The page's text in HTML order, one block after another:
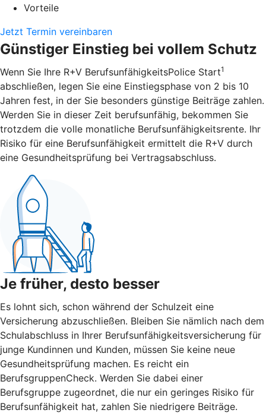
Vorteile
Jetzt Termin vereinbaren
Günstiger Einstieg bei vollem Schutz
Wenn Sie Ihre R+V BerufsunfähigkeitsPolice Start1
abschließen, legen Sie eine Einstiegsphase von 2 bis 10
Jahren fest, in der Sie besonders günstige Beiträge zahlen.
Werden Sie in dieser Zeit berufsunfähig, bekommen Sie
trotzdem die volle monatliche Berufsunfähigkeitsrente. Ihr
Risiko für eine Berufsunfähigkeit ermittelt die R+V durch
eine Gesundheitsprüfung bei Vertragsabschluss.
Je früher, desto besser
Es lohnt sich, schon während der Schulzeit eine
Versicherung abzuschließen. Bleiben Sie nämlich nach dem
Schulabschluss in Ihrer Berufsunfähigkeitsversicherung für
junge Kundinnen und Kunden, müssen Sie keine neue
Gesundheitsprüfung machen. Es reicht ein
BerufsgruppenCheck. Werden Sie dabei einer
Berufsgruppe zugeordnet, die nur ein geringes Risiko für
Berufsunfähigkeit hat, zahlen Sie niedrigere Beiträge.